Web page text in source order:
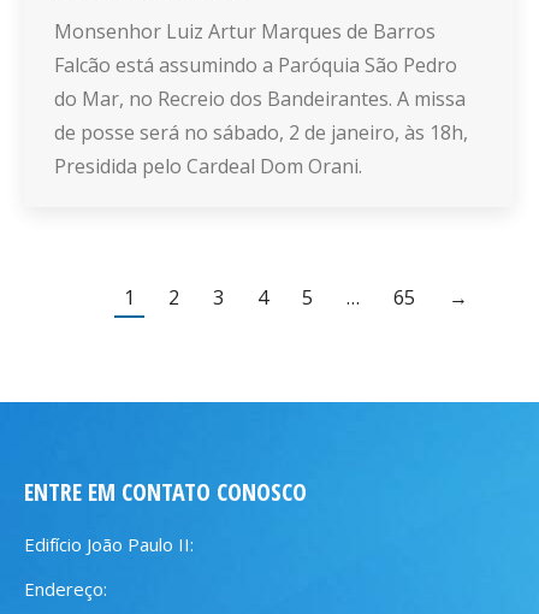
Monsenhor Luiz Artur Marques de Barros
Falcão está assumindo a Paróquia São Pedro
do Mar, no Recreio dos Bandeirantes. A missa
de posse será no sábado, 2 de janeiro, às 18h,
Presidida pelo Cardeal Dom Orani.
1 2 3 4 5 … 65 →
ENTRE EM CONTATO CONOSCO
Edifício João Paulo II:
Endereço: